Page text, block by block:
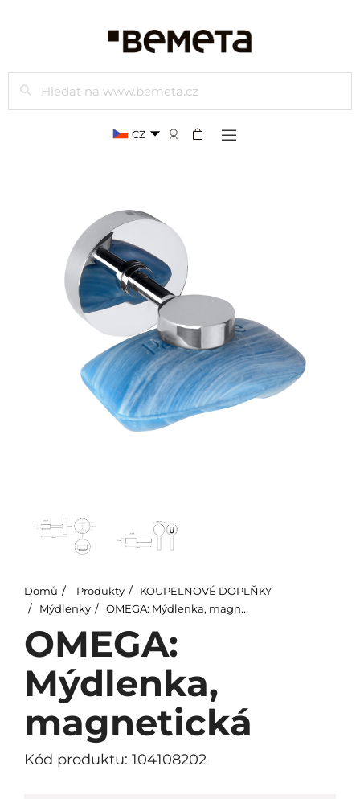
Hledat
CZ
Domů Produkty
KOUPELNOVÉ DOPLŇKY
Mýdlenky
OMEGA: Mýdlenka, magnetická
OMEGA:
Mýdlenka,
magnetická
Kód produktu: 104108202